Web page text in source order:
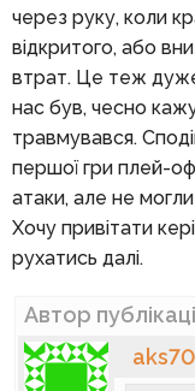
через руку, коли
відкритого, або
втрат. Це теж
нас був, чесно
травмувався.
першої гри плей-
атаки, але не
Хочу привітати
рухатись далі.
Автор